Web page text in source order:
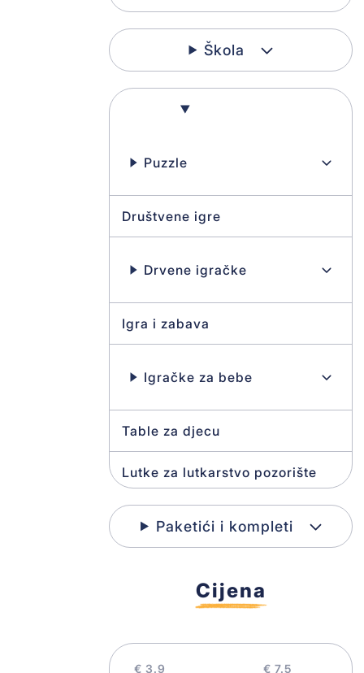
Škola
Puzzle
Društvene igre
Drvene igračke
Igra i zabava
Igračke za bebe
Table za djecu
Lutke za lutkarstvo pozorište
Edukativne igre
Kreativni program
Kocke
Paketići i kompleti
Cijena
€ €